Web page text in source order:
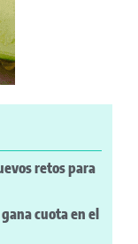
retos para
cuota en el